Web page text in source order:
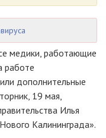
медики, работающие
работе
дополнительные
19 мая,
Илья
Калининграда».